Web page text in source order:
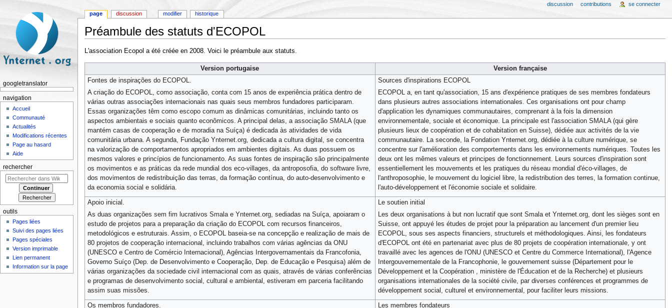
Préambule des statuts d'ECOPOL
L'association Ecopol a été créée en 2008. Voici le préambule aux statuts.
Version portugaise
Version française
Fontes de inspirações do ECOPOL.
A criação do ECOPOL, como associação, conta com 15 anos de experiência prática dentro de
várias outras associações internacionais nas quais seus membros fundadores participaram.
Essas organizações têm como escopo comum as dinâmicas comunitárias, incluindo tanto os
aspectos ambientais e sociais quanto econômicos. A principal delas, a associação SMALA (que
mantém casas de cooperação e de moradia na Suíça) é dedicada às atividades de vida
comunitária urbana. A segunda, Fundação Ynternet.org, dedicada a cultura digital, se concentra
na valorização de comportamentos apropriados em ambientes digitais. As duas possuem os
mesmos valores e princípios de funcionamento. As suas fontes de inspiração são principalmente
os movimentos e as práticas da rede mundial dos eco-villages, da antroposofia, do software livre,
dos movimentos de redistribuição das terras, da formação contínua, do auto-desenvolvimento e
da economia social e solidária.
Sources d'inspirations ECOPOL
ECOPOL a, en tant qu'association, 15 ans d'expérience pratiques de ses membres fondateurs
dans plusieurs autres associations internationales. Ces organisations ont pour champ
d'application les dynamiques communautaires, comprenant à la fois la dimension
environnementale, sociale et économique. La principale est l'association SMALA (qui gère
plusieurs lieux de coopération et de cohabitation en Suisse), dédiée aux activités de la vie
communautaire. La seconde, la Fondation Ynternet.org, dédiée à la culture numérique, se
concentre sur l'amélioration des comportements dans les environnements numériques. Toutes les
deux ont les mêmes valeurs et principes de fonctionnement. Leurs sources d'inspiration sont
essentiellement les mouvements et les pratiques du réseau mondial d'éco-villages, de
l'anthroposophie, le mouvement du logiciel libre, la redistribution des terres, la formation continue,
l'auto-développement et l'économie sociale et solidaire.
Apoio inicial.
As duas organizações sem fim lucrativos Smala e Ynternet.org, sediadas na Suíça, apoiaram o
estudo de projetos para a preparação da criação do ECOPOL com recursos financeiros,
metodológicos e estruturais. Assim, o ECOPOL baseia-se na concepção e realização de mais de
80 projetos de cooperação internacional, incluindo trabalhos com várias agências da ONU
(UNESCO e Centro de Comércio Internacional), Agências Intergovernamentais da Francofonia,
Governo Suíço (Dep. de Desenvolvimento e Cooperação, Dep. de Educação e Pesquisa) além de
várias organizações da sociedade civil internacional com as quais, através de várias conferências
e programas de desenvolvimento social, cultural e ambiental, estiveram em parceria facilitando
assim suas missões.
Le soutien initial
Les deux organisations à but non lucratif que sont Smala et Ynternet.org, dont les sièges sont en
Suisse, ont appuyé les études de projet pour la préparation au lancement d'un premier lieu
ECOPOL, sous ses aspects financiers, structurels et méthodologiques. Ainsi, les fondateurs
d'ECOPOL ont été en partenariat avec plus de 80 projets de coopération internationale, y ont
travaillé avec les agences de l'ONU (UNESCO et Centre du Commerce International), l'Agence
Intergouvernementale de la Francophonie, le gouvernement suisse (Département pour le
Développement et la Coopération , ministère de l'Éducation et de la Recherche) et plusieurs
organisations internationales de la société civile, par diverses conférences et programmes de
développement social, culturel et environnemental, pour faciliter leurs missions.
Os membros fundadores.
Les membres fondateurs
page discussion modifier historique
discussion contributions se connecter
googletranslator
navigation
Accueil
Communauté
Actualités
Modifications récentes
Page au hasard
Aide
rechercher
outils
Pages liées
Suivi des pages liées
Pages spéciales
Version imprimable
Lien permanent
Information sur la page